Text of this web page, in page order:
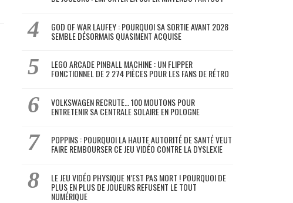
GOD OF WAR LAUFEY : POURQUOI SA SORTIE AVANT 2028
SEMBLE DÉSORMAIS QUASIMENT ACQUISE
LEGO ARCADE PINBALL MACHINE : UN FLIPPER
FONCTIONNEL DE 2 274 PIÈCES POUR LES FANS DE RÉTRO
VOLKSWAGEN RECRUTE… 100 MOUTONS POUR
ENTRETENIR SA CENTRALE SOLAIRE EN POLOGNE
POPPINS : POURQUOI LA HAUTE AUTORITÉ DE SANTÉ VEUT
FAIRE REMBOURSER CE JEU VIDÉO CONTRE LA DYSLEXIE
LE JEU VIDÉO PHYSIQUE N’EST PAS MORT ! POURQUOI DE
PLUS EN PLUS DE JOUEURS REFUSENT LE TOUT
NUMÉRIQUE